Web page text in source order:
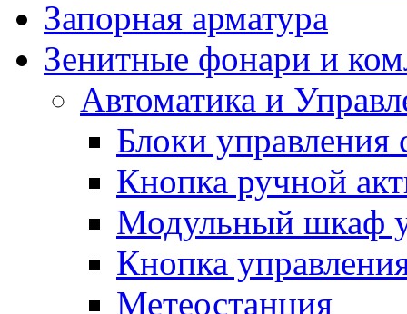
Запорная арматура
Зенитные фонари и
Автоматика и
Блоки
Кнопка ручной
Модульный шкаф
Кнопка
Метеостанция